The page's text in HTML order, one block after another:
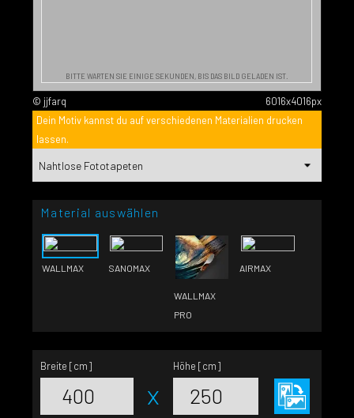
BITTE WARTEN SIE EINIGE SEKUNDEN, BIS DAS BILD GELADEN IST.
© jjfarq
6016x4016px
Dein Motiv kannst du auf verschiedenen Materialien drucken
lassen.
Material auswählen
WALLMAX SANOMAX
WALLMAX
PRO
AIRMAX
Breite [cm]
x
Höhe [cm]